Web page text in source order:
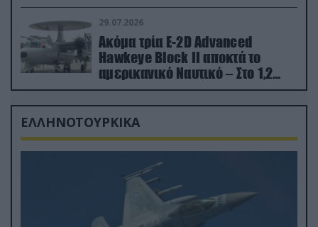
29.07.2026
Ακόμα τρία E-2D Advanced
Hawkeye Block II αποκτά το
αμερικανικό Ναυτικό – Στο 1,2
δισ.δολάρια το κόστος
ΕΛΛΗΝΟΤΟΥΡΚΙΚΑ